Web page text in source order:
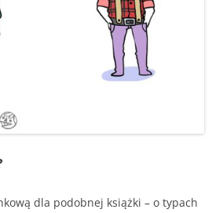
dla podobnej książki – o typach